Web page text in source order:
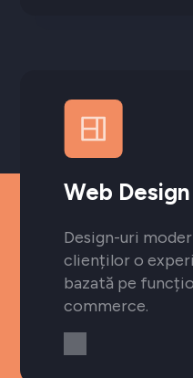
Web Design
Design-uri
clienților o
bazată pe
commerce.